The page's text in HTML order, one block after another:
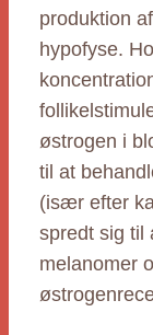
produktion
hypofyse.
østrogen i
til at
(især efter
spredt sig til
melanomer